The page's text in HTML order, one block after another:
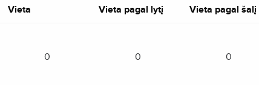
Vieta Vieta pagal lytį Vieta pagal šalį
0 0 0